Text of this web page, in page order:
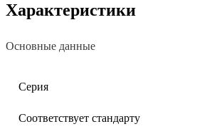
Характеристики
Основные данные
Серия
Соответствует стандарту